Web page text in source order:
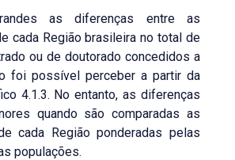
as diferenças entre as
cada Região brasileira no total de
ou de doutorado concedidos a
foi possível perceber a partir da
4.1.3. No entanto, as diferenças
quando são comparadas as
cada Região ponderadas pelas
populações.